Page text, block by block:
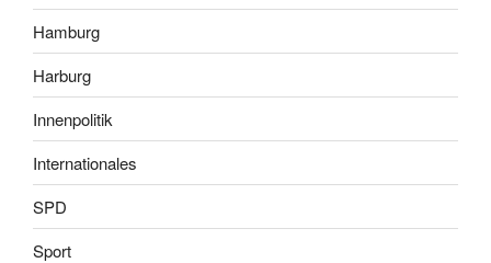
Hamburg
Harburg
Innenpolitik
Internationales
SPD
Sport